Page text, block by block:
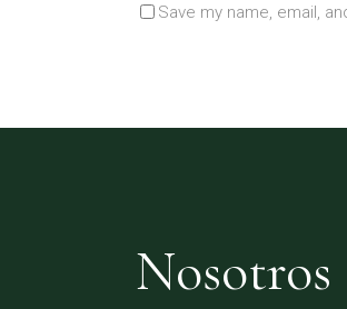
Save my name, email,
Nosotros